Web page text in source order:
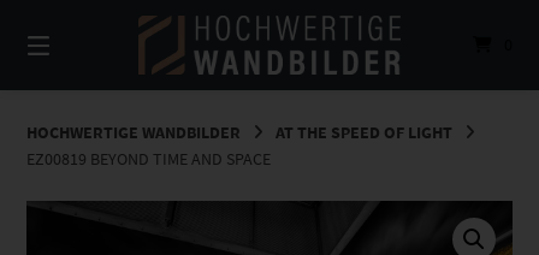
zum
Inhalt
HOCHWERTIGE WANDBILDER
AT THE SPEED OF LIGHT
EZ00819 BEYOND TIME AND SPACE